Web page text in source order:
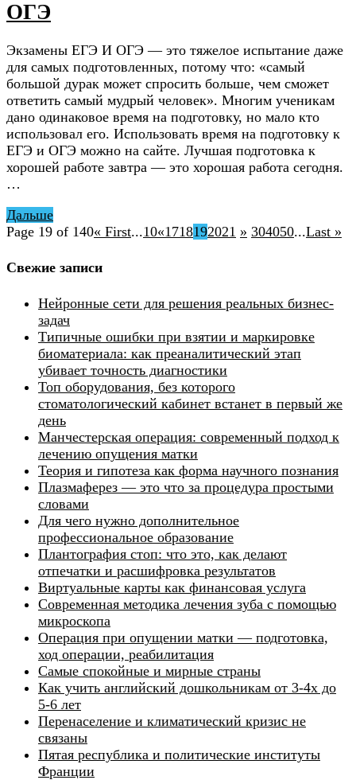
ОГЭ
Экзамены ЕГЭ И ОГЭ — это тяжелое испытание даже
для самых подготовленных, потому что: «самый
большой дурак может спросить больше, чем сможет
ответить самый мудрый человек». Многим ученикам
дано одинаковое время на подготовку, но мало кто
использовал его. Использовать время на подготовку к
ЕГЭ и ОГЭ можно на сайте. Лучшая подготовка к
хорошей работе завтра — это хорошая работа сегодня.
…
Дальше
Page 19 of 140« First...10«1718192021 » 304050...Last »
Свежие записи
Нейронные сети для решения реальных бизнес-
задач
Типичные ошибки при взятии и маркировке
биоматериала: как преаналитический этап
убивает точность диагностики
Топ оборудования, без которого
стоматологический кабинет встанет в первый же
день
Манчестерская операция: современный подход к
лечению опущения матки
Теория и гипотеза как форма научного познания
Плазмаферез — это что за процедура простыми
словами
Для чего нужно дополнительное
профессиональное образование
Плантография стоп: что это, как делают
отпечатки и расшифровка результатов
Виртуальные карты как финансовая услуга
Современная методика лечения зуба с помощью
микроскопа
Операция при опущении матки — подготовка,
ход операции, реабилитация
Самые спокойные и мирные страны
Как учить английский дошкольникам от 3-4х до
5-6 лет
Перенаселение и климатический кризис не
связаны
Пятая республика и политические институты
Франции